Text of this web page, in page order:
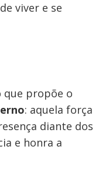
viver e se
que propõe o
: aquela força
diante dos
e honra a